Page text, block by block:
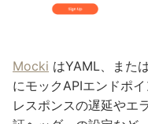
Mocki はYAML、また
にモックAPIエンドポ
レスポンスの遅延やエ